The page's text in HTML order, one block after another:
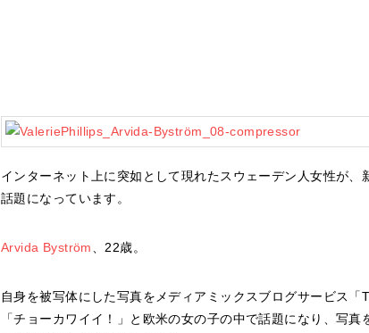
インターネット上に突如として現れたスウェーデン人女性が、
話題になっています。
Arvida Byström 、22歳。
自身を被写体にした写真をメディアミックスブログサービス「
「チョーカワイイ！」と欧米の女の子の中で話題になり、写